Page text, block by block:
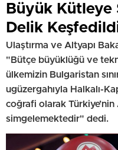
Büyük Kütleye
Delik
Ulaştırma ve Altyapı
"Bütçe büyüklüğü ve
ülkemizin Bulgaristan
ugüzergahıyla Halkalı-
coğrafi olarak Türkiye’nin
simgelemektedir" dedi.